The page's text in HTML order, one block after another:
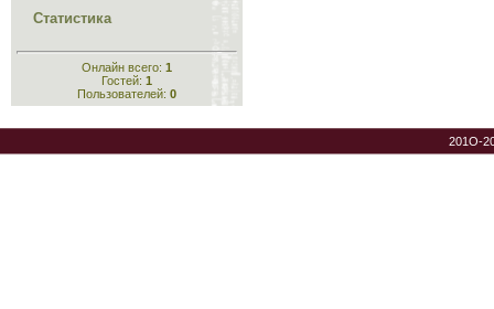
Статистика
Онлайн всего: 1
Гостей: 1
Пользователей: 0
201O-